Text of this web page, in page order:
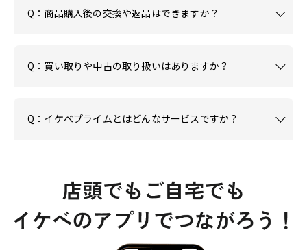
Q：商品購入後の交換や返品はできますか？
Q：買い取りや中古の取り扱いはありますか？
Q：イケベプライムとはどんなサービスですか？